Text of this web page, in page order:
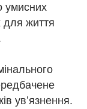
умисних
для життя
увʼязнення.